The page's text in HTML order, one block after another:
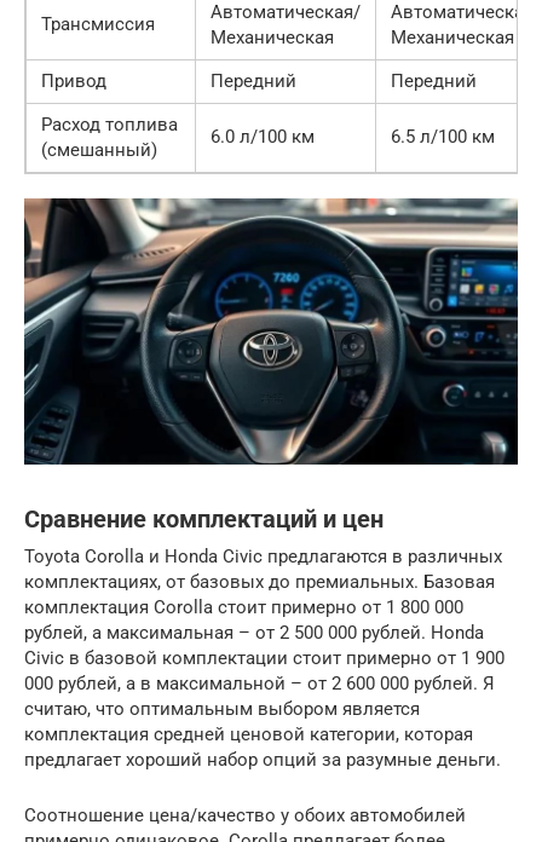
Трансмиссия
Автоматическая/
Механическая
Автоматическая/
Механическая
Привод
Передний
Передний
Расход топлива
(смешанный)
6.0 л/100 км 6.5 л/100 км
Сравнение комплектаций и цен
Toyota Corolla и Honda Civic предлагаются в различных
комплектациях, от базовых до премиальных. Базовая
комплектация Corolla стоит примерно от 1 800 000
рублей, а максимальная – от 2 500 000 рублей. Honda
Civic в базовой комплектации стоит примерно от 1 900
000 рублей, а в максимальной – от 2 600 000 рублей. Я
считаю, что оптимальным выбором является
комплектация средней ценовой категории, которая
предлагает хороший набор опций за разумные деньги.
Соотношение цена/качество у обоих автомобилей